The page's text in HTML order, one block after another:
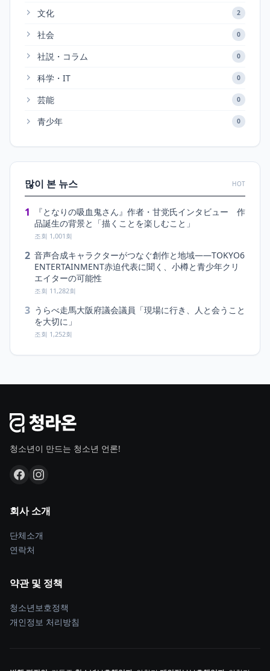
文化 2
社会 0
社説・コラム 0
科学・IT 0
芸能 0
青少年 0
많이 본 뉴스 HOT
1
『となりの吸血鬼さん』作者・甘党氏インタビュー 作
品誕生の背景と「描くことを楽しむこと」
조회 1,001회
2 音声合成キャラクターがつなぐ創作と地域――TOKYO6
ENTERTAINMENT赤迫代表に聞く、小樽と青少年クリ
エイターの可能性
조회 11,282회
3 うらべ走馬大阪府議会議員「現場に行き、人と会うこと
を大切に」
조회 1,252회
청소년이 만드는 청소년 언론!
회사 소개
단체소개
연락처
약관 및 정책
청소년보호정책
개인정보 처리방침